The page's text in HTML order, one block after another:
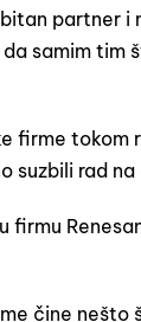
partner i
samim tim
firme tokom
rad
čine